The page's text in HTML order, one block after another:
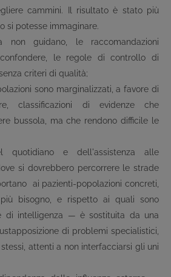
cammini. Il risultato è stato più
si potesse immaginare.
guidano, le raccomandazioni
le regole di controllo di
criteri di qualità;
sono marginalizzati, a favore di
classificazioni di evidenze che
bussola, ma che rendono difficile le
e dell'assistenza alle
si dovrebbero percorrere le strade
ai pazienti-popolazioni concreti,
bisogno, e rispetto ai quali sono
di intelligenza — è sostituita da una
di problemi specialistici,
attenti a non interfacciarsi gli uni